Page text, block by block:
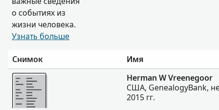
о событиях из
жизни человека.
Узнать больше
Снимок
Имя
Больше
Herman W Vreenegoor
США, GenealogyBank,
2015 гг.